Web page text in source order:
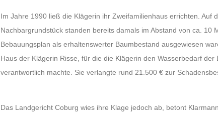
Im Jahre 1990 ließ die Klägerin ihr Zweifamilienhaus errichten. Auf
Nachbargrundstück standen bereits damals im Abstand von ca. 10
Bebauungsplan als erhaltenswerter Baumbestand ausgewiesen
Haus der Klägerin Risse, für die die Klägerin den Wasserbedarf
verantwortlich machte. Sie verlangte rund 21.500 € zur
Das Landgericht Coburg wies ihre Klage jedoch ab, betont Klarmann.